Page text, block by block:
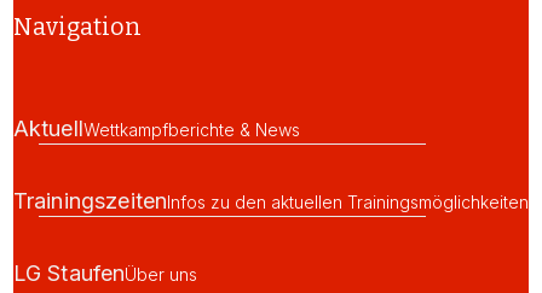
Navigation
AktuellWettkampfberichte & News
TrainingszeitenInfos zu den aktuellen Trainingsmöglichkeiten
LG StaufenÜber uns